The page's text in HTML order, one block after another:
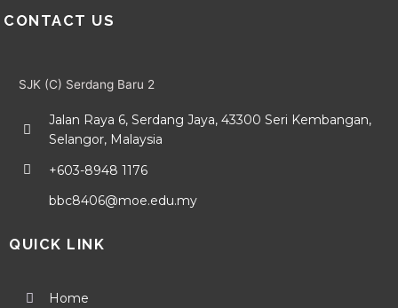
CONTACT US
SJK (C) Serdang Baru 2
Jalan Raya 6, Serdang Jaya, 43300 Seri Kembangan,
Selangor, Malaysia
+603-8948 1176
bbc8406@moe.edu.my
QUICK LINK
Home